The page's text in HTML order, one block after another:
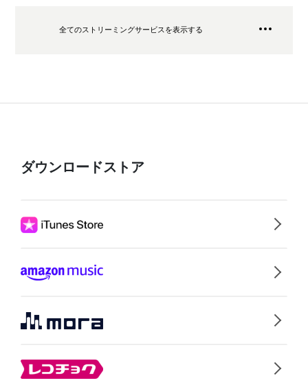
全てのストリーミングサービスを表示する
ダウンロードストア